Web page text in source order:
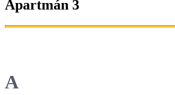
Apartmán 3
A